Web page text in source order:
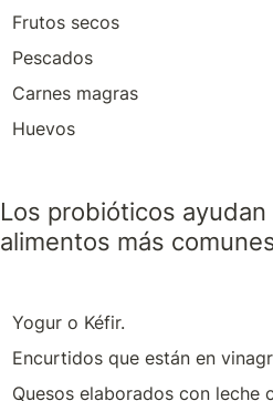
Frutos secos
Pescados
Carnes magras
Huevos
Los probióticos
alimentos más
Yogur o Kéfir.
Encurtidos que están en
Quesos elaborados con leche